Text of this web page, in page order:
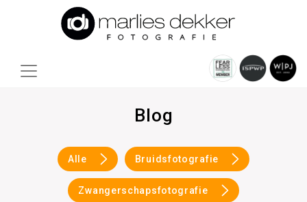
Blog
Alle Bruidsfotografie
Zwangerschapsfotografie